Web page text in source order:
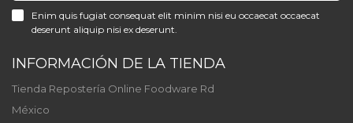
Enim quis fugiat consequat elit minim nisi eu occaecat occaecat
deserunt aliquip nisi ex deserunt.
INFORMACIÓN DE LA TIENDA
Tienda Repostería Online Foodware Rd
México